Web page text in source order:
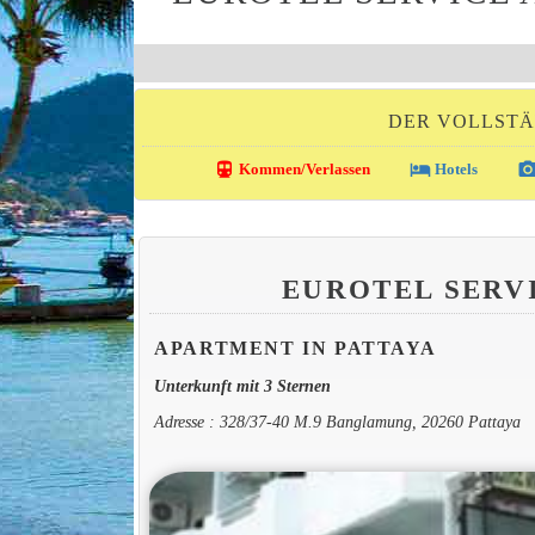
DER
directions_transit Kommen/Verlassen local_hotelHotels
EUROTEL
APARTMENT IN PATTAYA
Unterkunft mit 3 Sternen
Adresse : 328/37-40 M.9 Banglamung, 20260 Pattaya